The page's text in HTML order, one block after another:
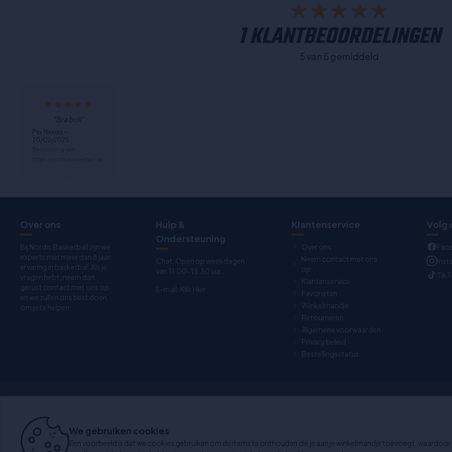
1 KLANTBEOORDELINGEN
5 van 5 gemiddeld
"Bra boll"
Pxx Nxxxxx -
20/02/2025
Over ons
Bij Nordic Basketball zijn we
experts met meer dan 8 jaar
ervaring in basketbal. Als je
vragen hebt, neem dan
gerust contact met ons op
en we zullen ons best doen
om je te helpen
Hulp &
Ondersteuning
Chat: Open op weekdagen
van 11:00-15:30 uur.
E-mail: Klik Hier
Klantenservice
Over ons
Neem contact met ons
op
Klantenservice
Favorieten
Winkelmandje
Retourneren
Algemene voorwaarden
Privacybeleid
Bestellingsstatus
Volg
Levering binnen 1-3 dagen
We gebruiken cookies
Een voorbeeld is dat we cookies gebruiken om de items te onthouden die je aan je winkelmandje toevoegt, waardoor